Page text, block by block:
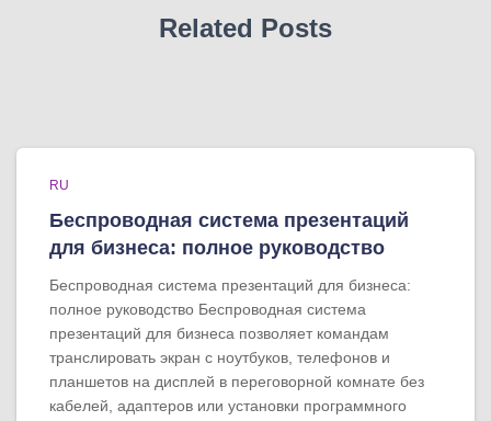
Related Posts
RU
Беспроводная система презентаций
для бизнеса: полное руководство
Беспроводная система презентаций для бизнеса:
полное руководство Беспроводная система
презентаций для бизнеса позволяет командам
транслировать экран с ноутбуков, телефонов и
планшетов на дисплей в переговорной комнате без
кабелей, адаптеров или установки программного